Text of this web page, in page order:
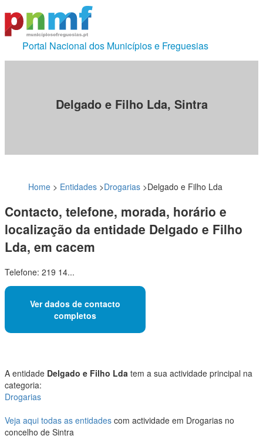
Portal Nacional dos Municípios e Freguesias
Delgado e Filho Lda, Sintra
Home > Entidades >Drogarias >Delgado e Filho Lda
Contacto, telefone, morada, horário e
localização da entidade Delgado e Filho
Lda, em cacem
Telefone: 219 14...
Ver dados de contacto
completos
A entidade Delgado e Filho Lda tem a sua actividade principal na
categoria:
Drogarias
Veja aqui todas as entidades com actividade em Drogarias no
concelho de Sintra